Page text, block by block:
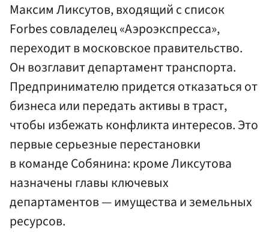
Максим Ликсутов, входящий с список
Forbes совладелец «Аэроэкспресса»,
переходит в московское правительство.
Он возглавит департамент транспорта.
Предпринимателю придется отказаться от
бизнеса или передать активы в траст,
чтобы избежать конфликта интересов. Это
первые серьезные перестановки
в команде Собянина: кроме Ликсутова
назначены главы ключевых
департаментов — имущества и земельных
ресурсов.